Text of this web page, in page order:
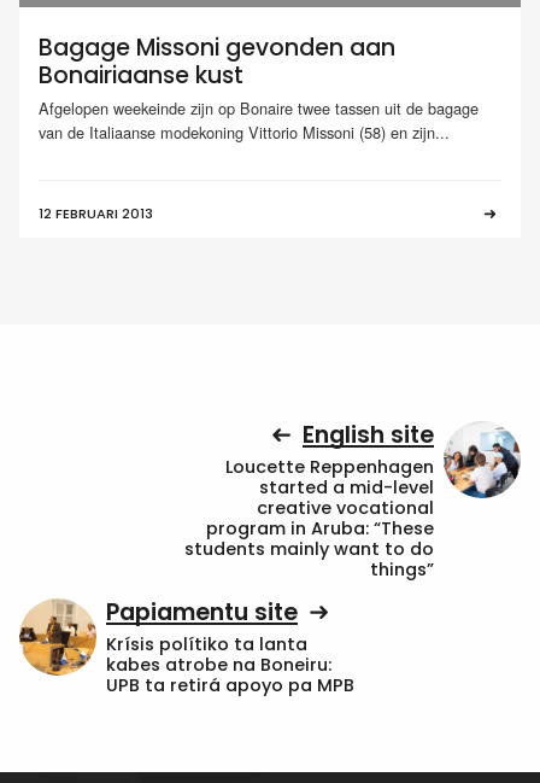
Bagage Missoni gevonden aan
Bonairiaanse kust
Afgelopen weekeinde zijn op Bonaire twee tassen uit de bagage
van de Italiaanse modekoning Vittorio Missoni (58) en zijn...
12 FEBRUARI 2013
English site
Loucette Reppenhagen
started a mid-level
creative vocational
program in Aruba: “These
students mainly want to do
things”
Papiamentu site
Krísis polítiko ta lanta
kabes atrobe na Boneiru:
UPB ta retirá apoyo pa MPB